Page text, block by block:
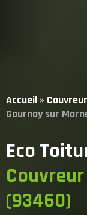
Accueil »
Gournay sur
Eco
(93460)